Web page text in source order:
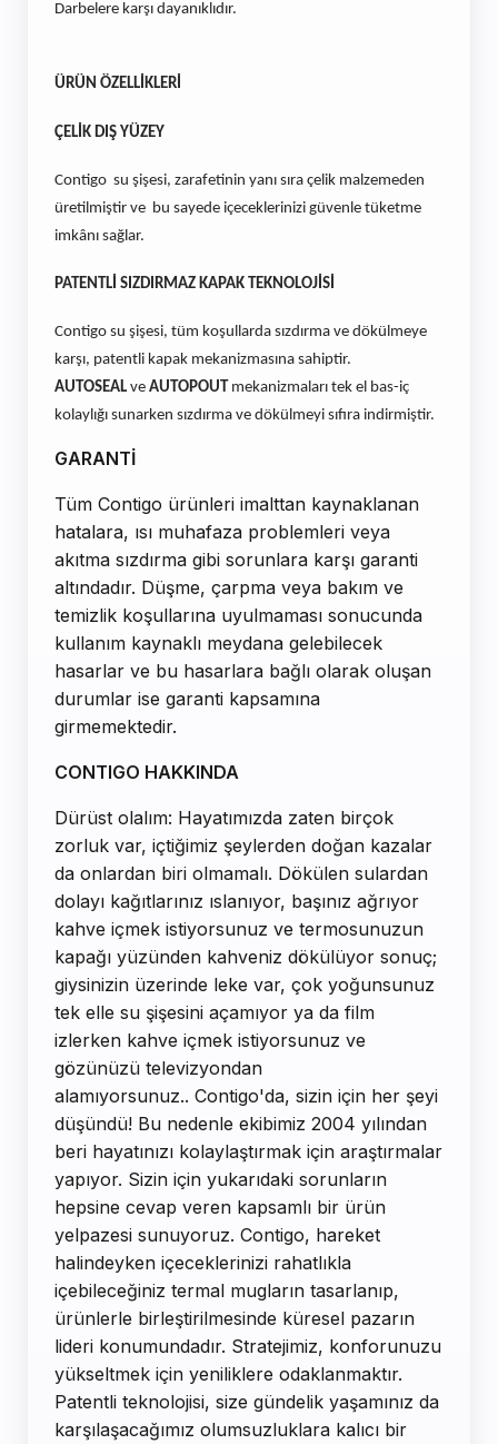
Darbelere karşı dayanıklıdır.
ÜRÜN ÖZELLİKLERİ
ÇELİK DIŞ YÜZEY
Contigo su şişesi, zarafetinin yanı sıra çelik malzemeden
üretilmiştir ve bu sayede içeceklerinizi güvenle tüketme
imkânı sağlar.
PATENTLİ SIZDIRMAZ KAPAK TEKNOLOJİSİ
Contigo su şişesi, tüm koşullarda sızdırma ve dökülmeye
karşı, patentli kapak mekanizmasına sahiptir.
AUTOSEAL ve AUTOPOUT mekanizmaları tek el bas-iç
kolaylığı sunarken sızdırma ve dökülmeyi sıfıra indirmiştir.
GARANTİ
Tüm Contigo ürünleri imalttan kaynaklanan
hatalara, ısı muhafaza problemleri veya
akıtma sızdırma gibi sorunlara karşı garanti
altındadır. Düşme, çarpma veya bakım ve
temizlik koşullarına uyulmaması sonucunda
kullanım kaynaklı meydana gelebilecek
hasarlar ve bu hasarlara bağlı olarak oluşan
durumlar ise garanti kapsamına
girmemektedir.
CONTIGO HAKKINDA
Dürüst olalım: Hayatımızda zaten birçok
zorluk var, içtiğimiz şeylerden doğan kazalar
da onlardan biri olmamalı. Dökülen sulardan
dolayı kağıtlarınız ıslanıyor, başınız ağrıyor
kahve içmek istiyorsunuz ve termosunuzun
kapağı yüzünden kahveniz dökülüyor sonuç;
giysinizin üzerinde leke var, çok yoğunsunuz
tek elle su şişesini açamıyor ya da film
izlerken kahve içmek istiyorsunuz ve
gözünüzü televizyondan
alamıyorsunuz.. Contigo'da, sizin için her şeyi
düşündü! Bu nedenle ekibimiz 2004 yılından
beri hayatınızı kolaylaştırmak için araştırmalar
yapıyor. Sizin için yukarıdaki sorunların
hepsine cevap veren kapsamlı bir ürün
yelpazesi sunuyoruz. Contigo, hareket
halindeyken içeceklerinizi rahatlıkla
içebileceğiniz termal mugların tasarlanıp,
ürünlerle birleştirilmesinde küresel pazarın
lideri konumundadır. Stratejimiz, konforunuzu
yükseltmek için yeniliklere odaklanmaktır.
Patentli teknolojisi, size gündelik yaşamınız da
karşılaşacağımız olumsuzluklara kalıcı bir